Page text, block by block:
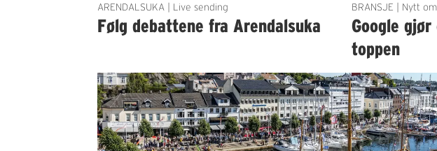
ARENDALSUKA | Live sending
Følg debattene fra Arendalsuka
BRANSJE | Nytt
Google
toppen